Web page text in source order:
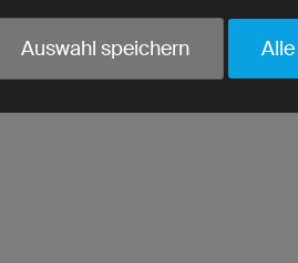
utmParams
urlWhenEnteringPage ja
Auswahl speichern